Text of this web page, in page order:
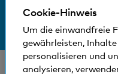
Medien
Sozial und
+41 (0)800 88 99 66
Hilfe & Kontakt
Bankinfos
© Bank Cler AG
Cookie-Hinweis
Um die einwandfreie
gewährleisten,
personalisieren und
analysieren,